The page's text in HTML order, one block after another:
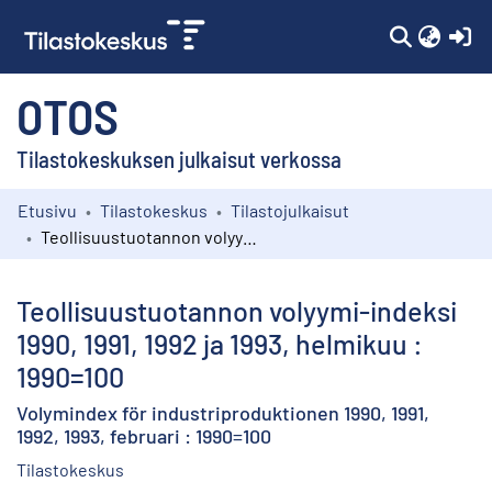
OTOS
Tilastokeskuksen julkaisut verkossa
Kokoelmat
Etusivu Tilastokeskus
Tilastojulkaisut
Teollisuustuotannon volyymi-indeksi
1990, 1991, 1992 ja 1993, helmikuu :
1990=100
Volymindex för industriproduktionen 1990, 1991,
1992, 1993, februari : 1990=100
Tilastokeskus